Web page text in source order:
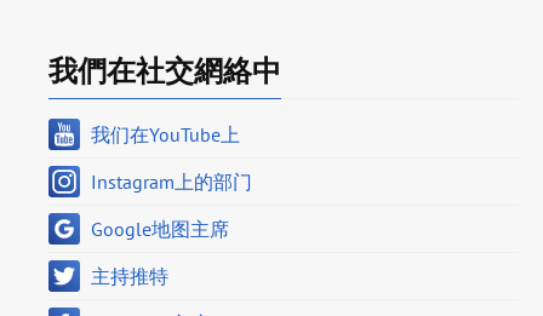
我們在社交網絡中
我们在YouTube上
Instagram上的部门
Google地图主席
主持推特